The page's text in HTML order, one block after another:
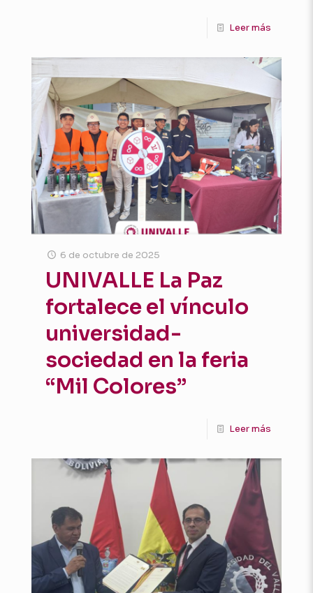
Leer más
6 de octubre de 2025
UNIVALLE La Paz
fortalece el vínculo
universidad-
sociedad en la feria
“Mil Colores”
Leer más